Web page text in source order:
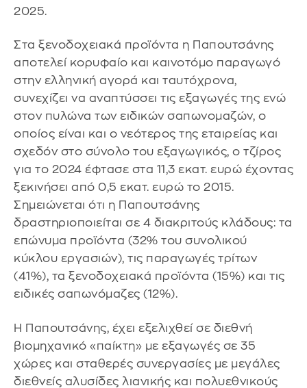
2025.
Στα ξενοδοχειακά προϊόντα η Παπουτσάνης
αποτελεί κορυφαίο και καινοτόμο παραγωγό
στην ελληνική αγορά και ταυτόχρονα,
συνεχίζει να αναπτύσσει τις εξαγωγές της ενώ
στον πυλώνα των ειδικών σαπωνομαζών, ο
οποίος είναι και ο νεότερος της εταιρείας και
σχεδόν στο σύνολο του εξαγωγικός, ο τζίρος
για το 2024 έφτασε στα 11,3 εκατ. ευρώ έχοντας
ξεκινήσει από 0,5 εκατ. ευρώ το 2015.
Σημειώνεται ότι η Παπουτσάνης
δραστηριοποιείται σε 4 διακριτούς κλάδους: τα
επώνυμα προϊόντα (32% του συνολικού
κύκλου εργασιών), τις παραγωγές τρίτων
(41%), τα ξενοδοχειακά προϊόντα (15%) και τις
ειδικές σαπωνόμαζες (12%).
Η Παπουτσάνης, έχει εξελιχθεί σε διεθνή
βιομηχανικό «παίκτη» με εξαγωγές σε 35
χώρες και σταθερές συνεργασίες με μεγάλες
διεθνείς αλυσίδες λιανικής και πολυεθνικούς